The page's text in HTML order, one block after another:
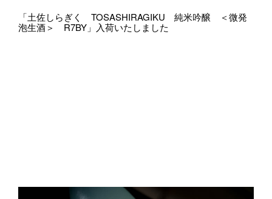
「土佐しらぎく TOSASHIRAGIKU 純米吟醸 ＜微発
泡生酒＞ R7BY」入荷いたしました